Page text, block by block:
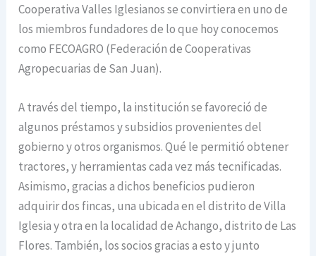
Cooperativa Valles Iglesianos se convirtiera en uno de
los miembros fundadores de lo que hoy conocemos
como FECOAGRO (Federación de Cooperativas
Agropecuarias de San Juan).
A través del tiempo, la institución se favoreció de
algunos préstamos y subsidios provenientes del
gobierno y otros organismos. Qué le permitió obtener
tractores, y herramientas cada vez más tecnificadas.
Asimismo, gracias a dichos beneficios pudieron
adquirir dos fincas, una ubicada en el distrito de Villa
Iglesia y otra en la localidad de Achango, distrito de Las
Flores. También, los socios gracias a esto y junto